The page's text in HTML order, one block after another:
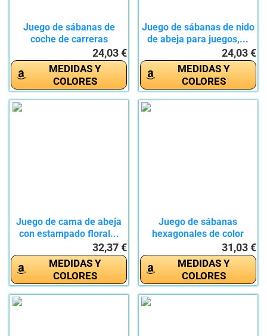
Juego de sábanas de
coche de carreras
24,03 €
MEDIDAS Y
COLORES
Juego de sábanas de nido
de abeja para juegos,...
24,03 €
MEDIDAS Y
COLORES
Juego de cama de abeja
con estampado floral...
32,37 €
MEDIDAS Y
COLORES
Juego de sábanas
hexagonales de color
31,03 €
MEDIDAS Y
COLORES